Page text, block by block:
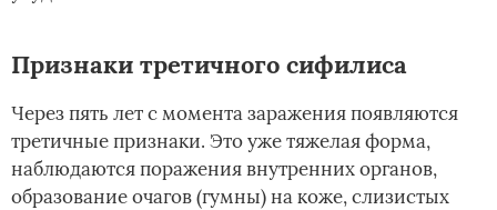
Признаки третичного сифилиса
Через пять лет с момента заражения появляются
третичные признаки. Это уже тяжелая форма,
наблюдаются поражения внутренних органов,
образование очагов (гумны) на коже, слизистых